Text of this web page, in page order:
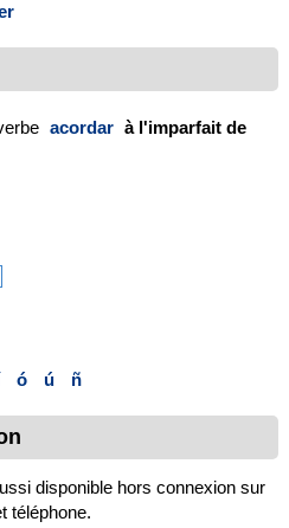
acordar à l'imparfait de
ó ú ñ
disponible hors connexion sur
téléphone.